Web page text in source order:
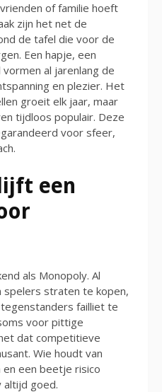
of familie hoeft
zijn het net de
de tafel die voor de
Een hapje, een
al jarenlang de
en plezier. Het
groeit elk jaar, maar
tijdloos populair. Deze
voor sfeer,
een
als Monopoly. Al
spelers straten te kopen,
failliet te
voor pittige
dat competitieve
Wie houdt van
een beetje risico
altijd goed.